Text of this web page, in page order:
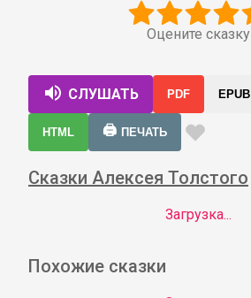
Оцените сказку
СЛУШАТЬ PDF EPUB
HTML 🖨️ ПЕЧАТЬ
Сказки Алексея Толстого
Загрузка...
Похожие сказки